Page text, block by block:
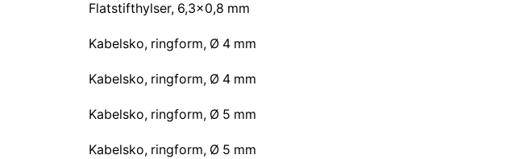
Flatstifthylser, 6,3×0,8 mm
Kabelsko, ringform, Ø 4 mm
Kabelsko, ringform, Ø 4 mm
Kabelsko, ringform, Ø 5 mm
Kabelsko, ringform, Ø 5 mm